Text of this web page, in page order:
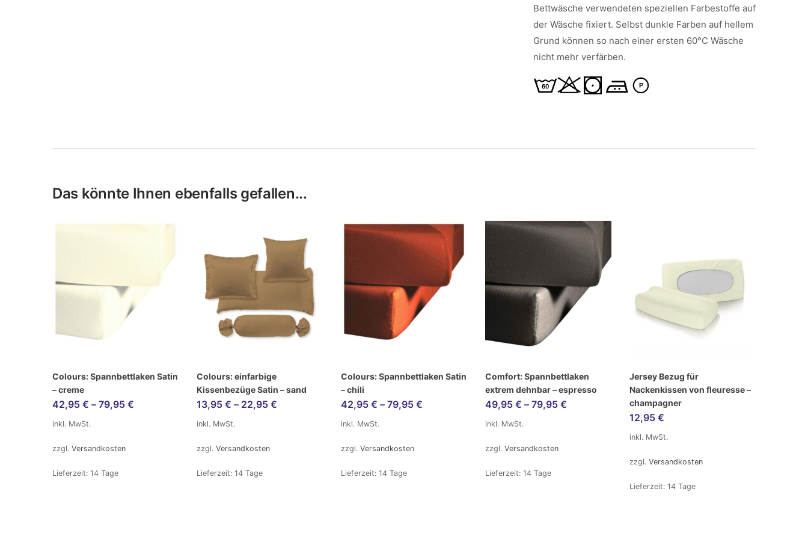
Bettwäsche verwendeten speziellen Farbestoffe auf
der Wäsche fixiert. Selbst dunkle Farben auf hellem
Grund können so nach einer ersten 60°C Wäsche
nicht mehr verfärben.
Das könnte Ihnen ebenfalls gefallen...
Colours: Spannbettlaken Satin
– creme
42,95 € – 79,95 €
inkl. MwSt.
zzgl. Versandkosten
Lieferzeit: 14 Tage
Colours: einfarbige
Kissenbezüge Satin – sand
13,95 € – 22,95 €
inkl. MwSt.
zzgl. Versandkosten
Lieferzeit: 14 Tage
Colours: Spannbettlaken Satin
– chili
42,95 € – 79,95 €
inkl. MwSt.
zzgl. Versandkosten
Lieferzeit: 14 Tage
Comfort: Spannbettlaken
extrem dehnbar – espresso
49,95 € – 79,95 €
inkl. MwSt.
zzgl. Versandkosten
Lieferzeit: 14 Tage
Jersey Bezug für
Nackenkissen von fleuresse –
champagner
12,95 €
inkl. MwSt.
zzgl. Versandkosten
Lieferzeit: 14 Tage